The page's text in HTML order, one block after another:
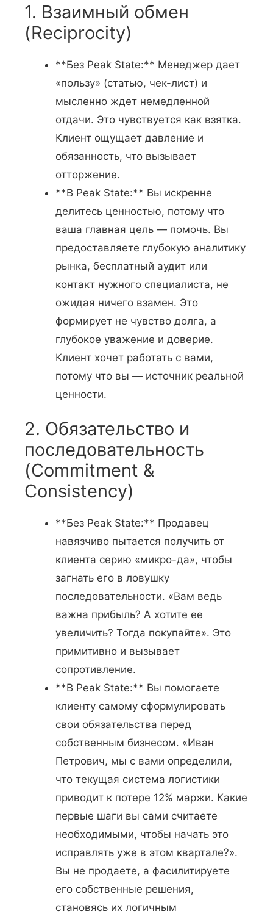
1. Взаимный обмен
(Reciprocity)
**Без Peak State:** Менеджер дает
«пользу» (статью, чек-лист) и
мысленно ждет немедленной
отдачи. Это чувствуется как взятка.
Клиент ощущает давление и
обязанность, что вызывает
отторжение.
**В Peak State:** Вы искренне
делитесь ценностью, потому что
ваша главная цель — помочь. Вы
предоставляете глубокую аналитику
рынка, бесплатный аудит или
контакт нужного специалиста, не
ожидая ничего взамен. Это
формирует не чувство долга, а
глубокое уважение и доверие.
Клиент хочет работать с вами,
потому что вы — источник реальной
ценности.
2. Обязательство и
последовательность
(Commitment &
Consistency)
**Без Peak State:** Продавец
навязчиво пытается получить от
клиента серию «микро-да», чтобы
загнать его в ловушку
последовательности. «Вам ведь
важна прибыль? А хотите ее
увеличить? Тогда покупайте». Это
примитивно и вызывает
сопротивление.
**В Peak State:** Вы помогаете
клиенту самому сформулировать
свои обязательства перед
собственным бизнесом. «Иван
Петрович, мы с вами определили,
что текущая система логистики
приводит к потере 12% маржи. Какие
первые шаги вы сами считаете
необходимыми, чтобы начать это
исправлять уже в этом квартале?».
Вы не продаете, а фасилитируете
его собственные решения,
становясь их логичным